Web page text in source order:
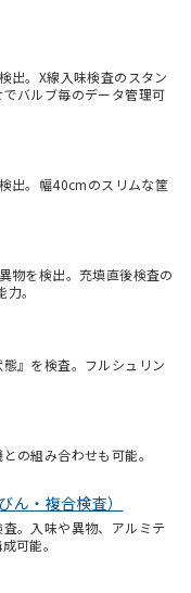
出。X線入味検査のスタン
バルブ毎のデータ管理可
出。幅40cmのスリムな筐
物を検出。充填直後検査の
。
』を検査。フルシュリン
の組み合わせも可能。
ん・複合検査）
。入味や異物、アルミテ
可能。